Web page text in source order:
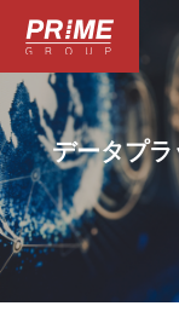
データプ